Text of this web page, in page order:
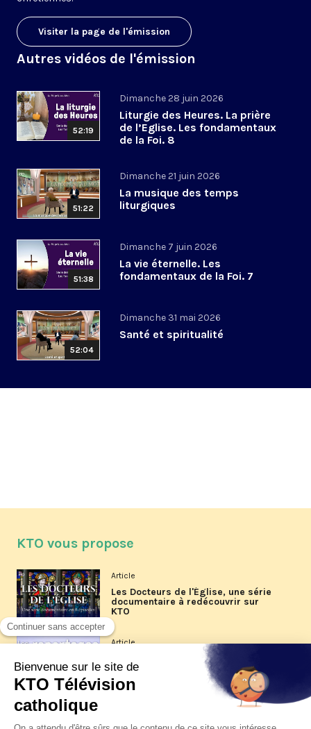
Visiter la page de l'émission
Autres vidéos de l'émission
52:19
Dimanche 28 juin 2026
Liturgie des Heures. La prière
de l’Eglise. Les fondamentaux
de la Foi. 8
51:22
Dimanche 21 juin 2026
La musique des temps
liturgiques
51:38
Dimanche 7 juin 2026
La vie éternelle. Les
fondamentaux de la Foi. 7
52:04
Dimanche 31 mai 2026
Santé et spiritualité
KTO vous propose
Article
Les Docteurs de l'Église, une série
documentaire à redécouvrir sur
KTO
Article
Les reportages d'été 2026 de KTO
La visite pastorale du pape Léon